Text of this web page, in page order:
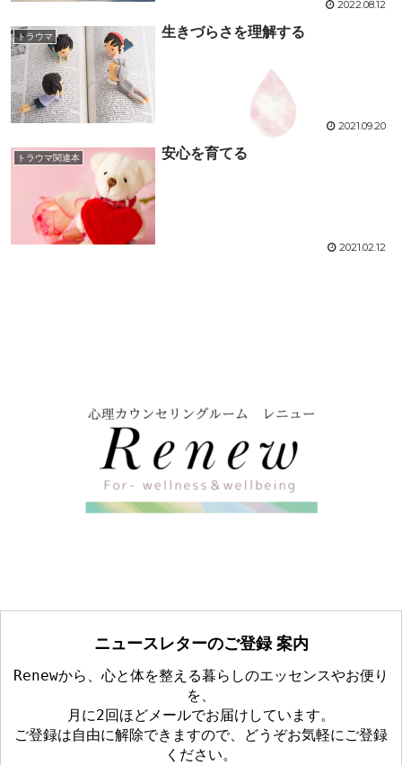
2022.08.12
トラウマ 生きづらさを理解する
2021.09.20
トラウマ関連本 安心を育てる
2021.02.12
ニュースレターのご登録 案内
Renewから、心と体を整える暮らしのエッセンスやお便り
を、
月に2回ほどメールでお届けしています。
ご登録は自由に解除できますので、どうぞお気軽にご登録
ください。